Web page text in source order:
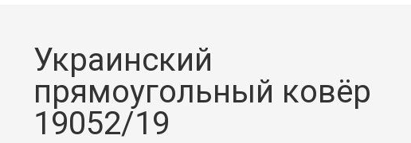
Украинский
прямоугольный ковёр
19052/19